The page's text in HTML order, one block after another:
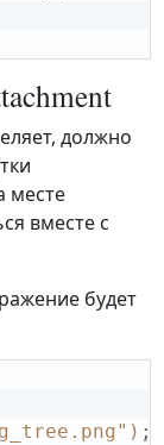
должно
месте
вместе с
будет
;